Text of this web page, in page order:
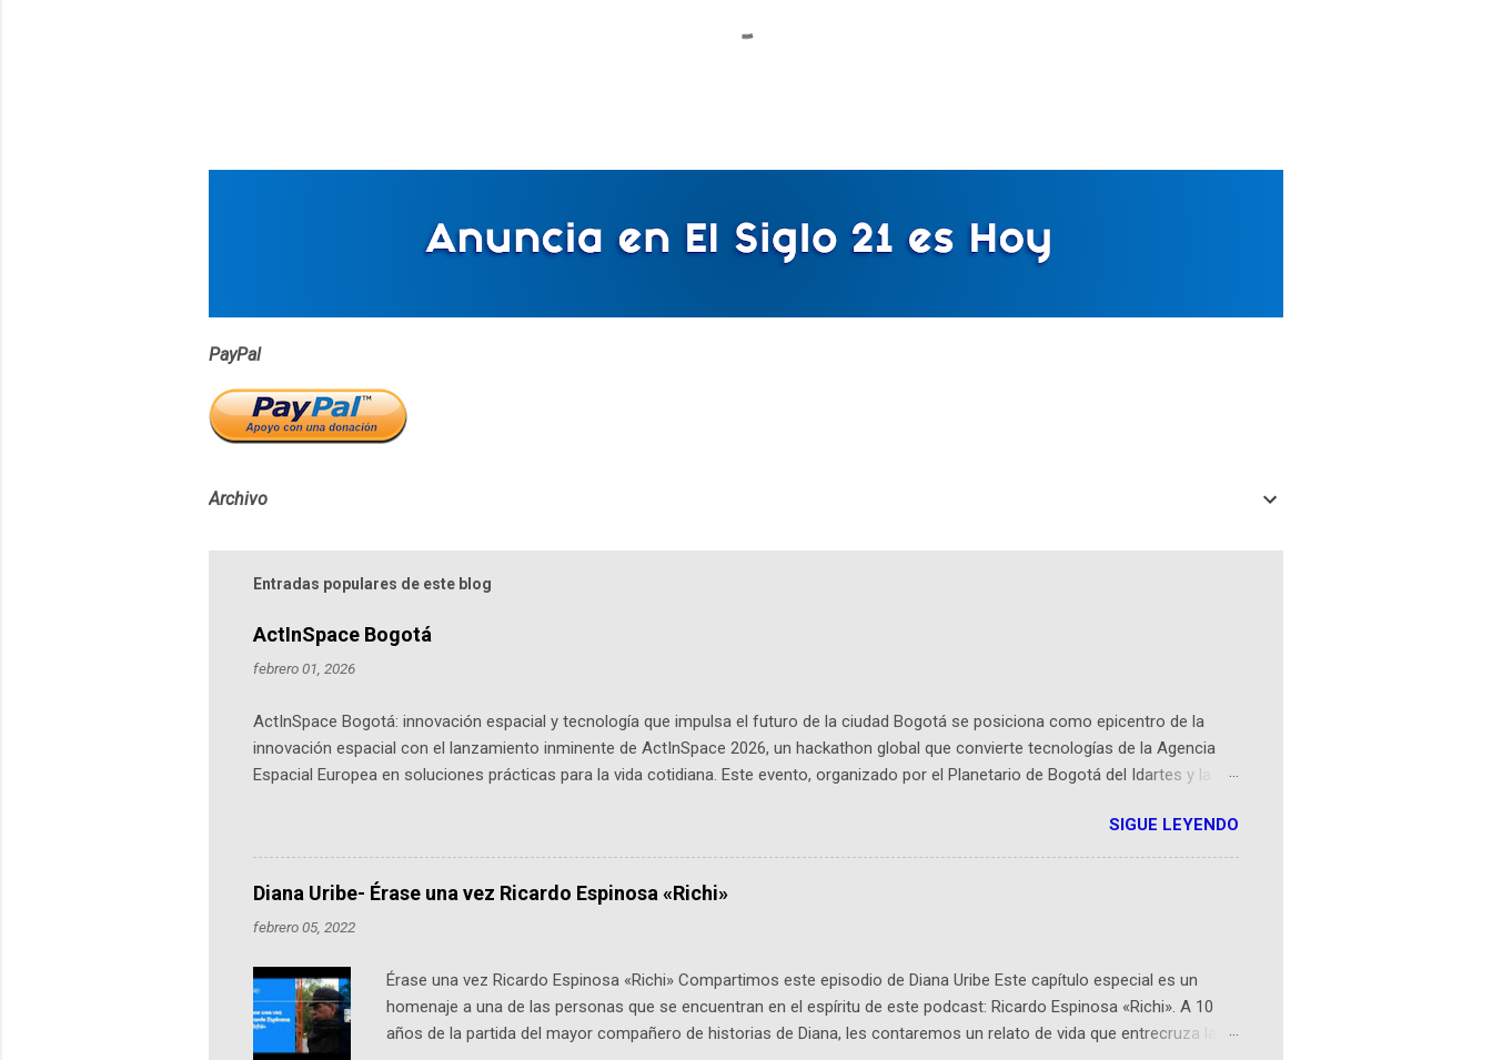
a
PayPal
Archivo
Entradas populares de este blog
ActInSpace Bogotá
febrero 01, 2026
ActInSpace Bogotá: innovación espacial y tecnología que impulsa el futuro de la ciudad Bogotá se posiciona como epicentro de la
innovación espacial con el lanzamiento inminente de ActInSpace 2026, un hackathon global que convierte tecnologías de la Agencia
Espacial Europea en soluciones prácticas para la vida cotidiana. Este evento, organizado por el Planetario de Bogotá del Idartes y la
emprendedores y estudiantes. Qué es ActInSpace y por qué importa en Bogotá ActInSpace es una competencia mundial que opera en
más de 60 ciudades, donde participantes tienen 24 horas para idear startups basadas en tecnologías espaciales como satélites y
datos orbitales. En Bogotá, arranca con un evento gratuito el 30 de enero a las 10:00 a. m. en el Planetario (calle 26B #5-93), in...
SIGUE LEYENDO
Diana Uribe- Érase una vez Ricardo Espinosa «Richi»
febrero 05, 2022
Érase una vez Ricardo Espinosa «Richi» Compartimos este episodio de Diana Uribe Este capítulo especial es un
homenaje a una de las personas que se encuentran en el espíritu de este podcast: Ricardo Espinosa «Richi». A 10
años de la partida del mayor compañero de historias de Diana, les contaremos un relato de vida que entrecruza la